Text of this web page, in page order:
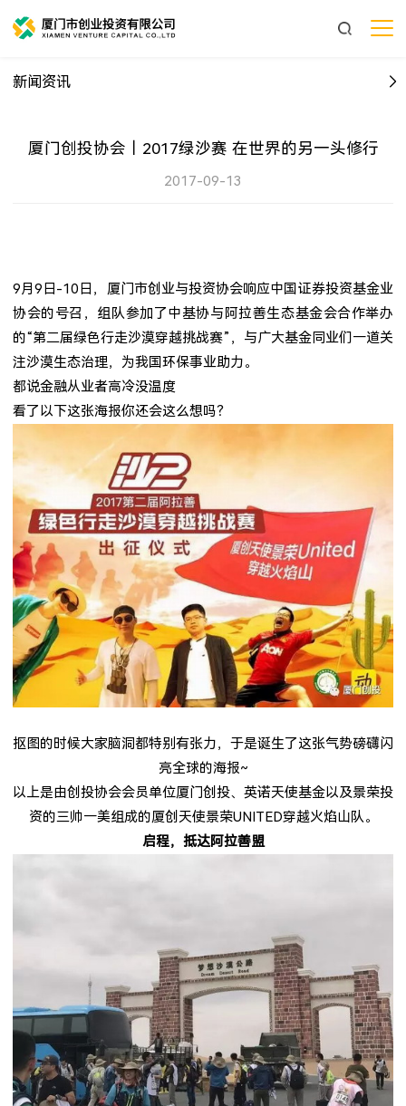
新闻资讯
厦门创投协会｜2017绿沙赛 在世界的另一头修行
2017-09-13
9月9 日 -10 日，厦门市创业与投资协会响应中国证券投资基金业
协会的号召，组队参加了中基协与阿拉善生态基金会合作举办
的“第二届绿色行走沙漠穿越挑战赛”，与广大基金同业们一道关
注沙漠生态治理，为我国环保事业助力。
都说金融从业者高冷没温度
看了以下这张海报你还会这么想吗？
抠图的时候大家脑洞都特别有张力，于是诞生了这张气势磅礴闪
亮全球的海报~
以上是由创投协会会员单位厦门创投、英诺天使基金以及景荣投
资的三帅一美组成的厦创天使景荣UNITED穿越火焰山队。
启程，抵达阿拉善盟